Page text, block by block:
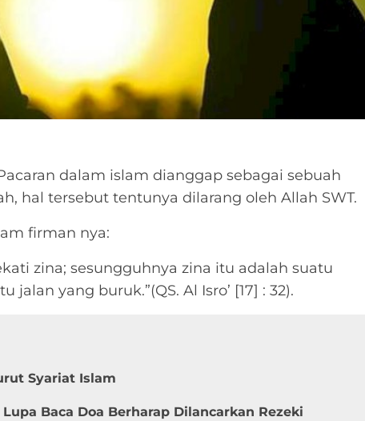
dalam islam dianggap sebagai sebuah
hal tersebut tentunya dilarang oleh Allah SWT.
firman nya:
zina; sesungguhnya zina itu adalah suatu
yang buruk.”(QS. Al Isro’ [17] : 32).
Syariat Islam
Baca Doa Berharap Dilancarkan Rezeki